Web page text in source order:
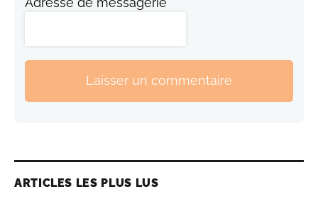
Laisser un commentaire
ARTICLES LES PLUS LUS